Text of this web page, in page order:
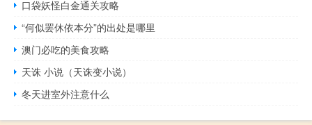
口袋妖怪白金通关攻略
“何似罢休依本分”的出处是哪里
澳门必吃的美食攻略
天诛 小说（天诛变小说）
冬天进室外注意什么